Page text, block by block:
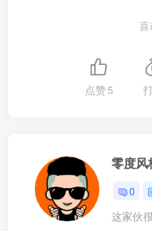
喜
点赞5
零度风
0
这家伙